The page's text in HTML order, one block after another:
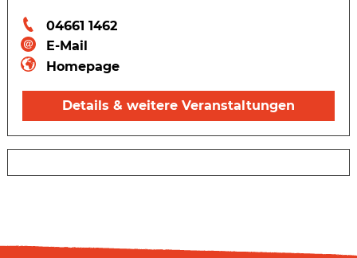
04661 1462
E-Mail
Homepage
Details & weitere Veranstaltungen